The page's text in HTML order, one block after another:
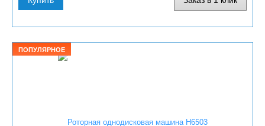
ПОПУЛЯРНОЕ